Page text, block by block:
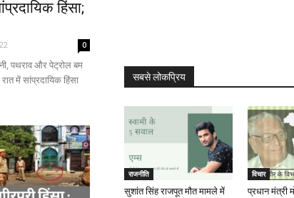
हिंसा;
0
पथराव और पेट्रोल बम
में सांप्रदायिक हिंसा
सबसे लोकप्रिय
राजनीति
सुशांत सिंह राजपूत मौत मामले में
विचार
प्रधान मंत्री